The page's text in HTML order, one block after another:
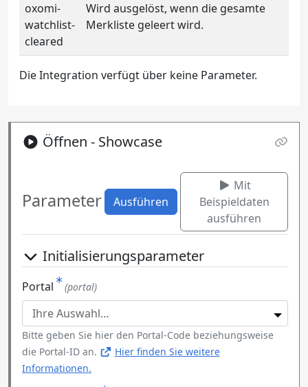
oxomi-
watchlist-
cleared
Wird ausgelöst, wenn die gesamte
Merkliste geleert wird.
Die Integration verfügt über keine Parameter.
Öffnen - Showcase
Parameter Ausführen
Mit
Beispieldaten
ausführen
Initialisierungsparameter
Portal (portal)
Bitte geben Sie hier den Portal-Code beziehungsweise
die Portal-ID an.
Hier finden Sie weitere
Informationen.